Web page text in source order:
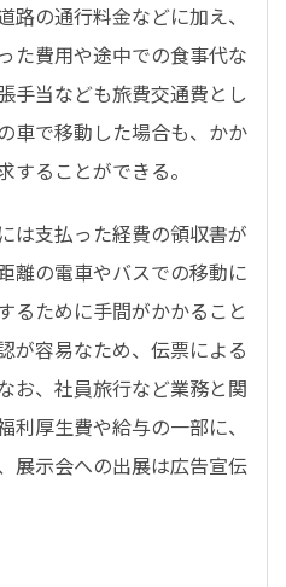
路の通行料金などに加え、
た費用や途中での食事代な
手当なども旅費交通費とし
車で移動した場合も、かか
することができる。
は支払った経費の領収書が
離の電車やバスでの移動に
るために手間がかかること
が容易なため、伝票による
お、社員旅行など業務と関
厚生費や給与の一部に、
展示会への出展は広告宣伝